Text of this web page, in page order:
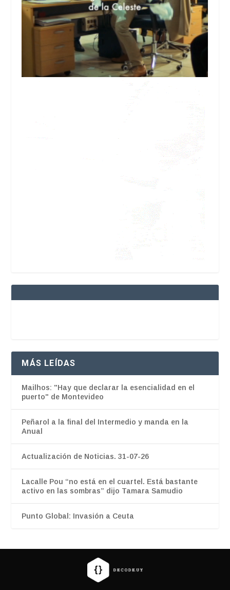
MÁS LEÍDAS
Mailhos: "Hay que declarar la esencialidad en el
puerto" de Montevideo
Peñarol a la final del Intermedio y manda en la
Anual
Actualización de Noticias. 31-07-26
Lacalle Pou “no está en el cuartel. Está bastante
activo en las sombras” dijo Tamara Samudio
Punto Global: Invasión a Ceuta